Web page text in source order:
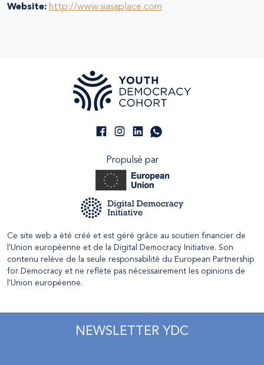
Website: http://www.siasaplace.com
Propulsé par
Ce site web a été créé et est géré grâce au soutien financier de
l'Union européenne et de la Digital Democracy Initiative. Son
contenu relève de la seule responsabilité du European Partnership
for Democracy et ne reflète pas nécessairement les opinions de
l'Union européenne.
NEWSLETTER YDC